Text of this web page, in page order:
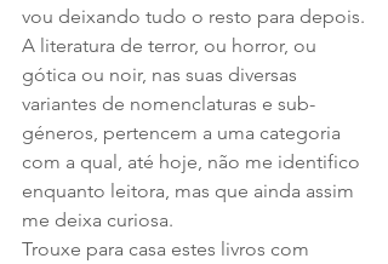
vou deixando tudo o resto para depois.
A literatura de terror, ou horror, ou
gótica ou noir, nas suas diversas
variantes de nomenclaturas e sub-
géneros, pertencem a uma categoria
com a qual, até hoje, não me identifico
enquanto leitora, mas que ainda assim
me deixa curiosa.
Trouxe para casa estes livros com